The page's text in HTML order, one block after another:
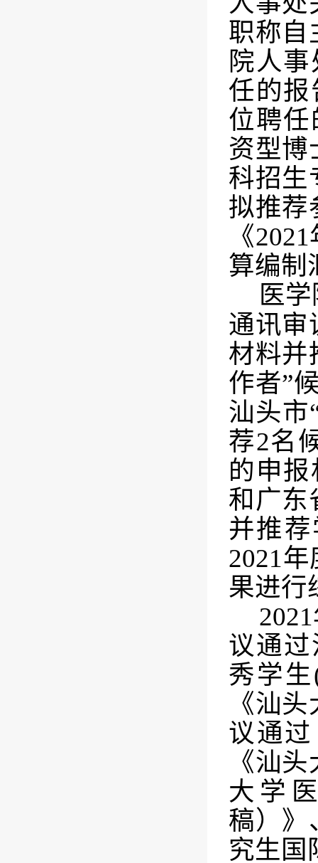
职称自
院人
任的
位聘
资型博
科招生
拟推荐
《2021
算编制
医
通讯审
材料并
作者”
汕头市
荐2名
的申
和广东
并推
2021年
果进行
2021
议通
秀学生
《汕
议通
《汕
大学
稿）》
究生国